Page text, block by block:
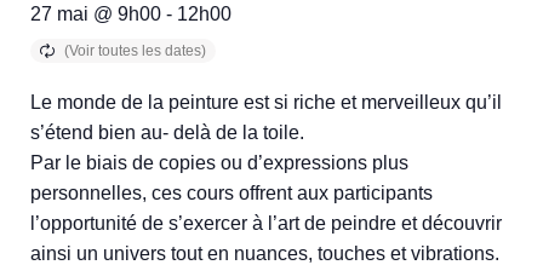
27 mai @ 9h00 - 12h00
Le monde de la peinture est si riche et merveilleux qu’il
s’étend bien au- delà de la toile.
Par le biais de copies ou d’expressions plus
personnelles, ces cours offrent aux participants
l’opportunité de s’exercer à l’art de peindre et découvrir
ainsi un univers tout en nuances, touches et vibrations.